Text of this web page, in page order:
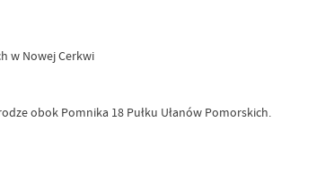
w Nowej Cerkwi
obok Pomnika 18 Pułku Ułanów Pomorskich.